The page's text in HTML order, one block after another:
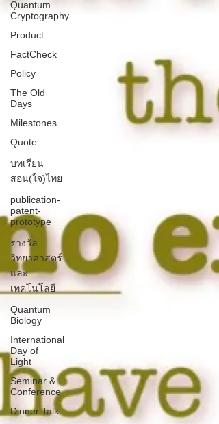
Quantum
Cryptography
Product
FactCheck
Policy
The Old
Days
Milestones
Quote
บทเรียน
สอน(ใจ)ไทย
publication-
patent-
prototype
รางวัล
วิทยาศาสตร์
และ
เทคโนโลยี
Quantum
Biology
International
Day of
Light
Seminar &
Conference
Dinner Talk